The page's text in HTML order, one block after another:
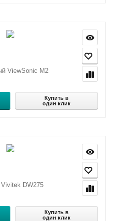
ViewSonic M2
Купить в
один клик
DW275
Купить в
один клик